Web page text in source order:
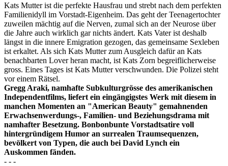
Kats Mutter ist die perfekte Hausfrau und strebt nach dem perfekten
Familienidyll im Vorstadt-Eigenheim. Das geht der Teenagertochter
zuweilen mächtig auf die Nerven, zumal sich an der Neurose über
die Jahre auch wirklich gar nichts ändert. Kats Vater ist deshalb
längst in die innere Emigration gezogen, das gemeinsame Sexleben
ist erkaltet. Als sich Kats Mutter zum Ausgleich dafür an Kats
benachbarten Lover heran macht, ist Kats Zorn begreiflicherweise
gross. Eines Tages ist Kats Mutter verschwunden. Die Polizei steht
vor einem Rätsel.
Gregg Araki, namhafte Subkulturgrösse des amerikanischen
Independentfilms, liefert ein eingängigstes Werk mit diesem in
manchen Momenten an "American Beauty" gemahnenden
Erwachsenwerdungs-, Familien- und Beziehungsdrama mit
namhafter Besetzung. Bonbonbunte Vorstadtsatire voll
hintergründigem Humor an surrealen Traumsequenzen,
bevölkert von Typen, die auch bei David Lynch ein
Auskommen fänden.
- - -